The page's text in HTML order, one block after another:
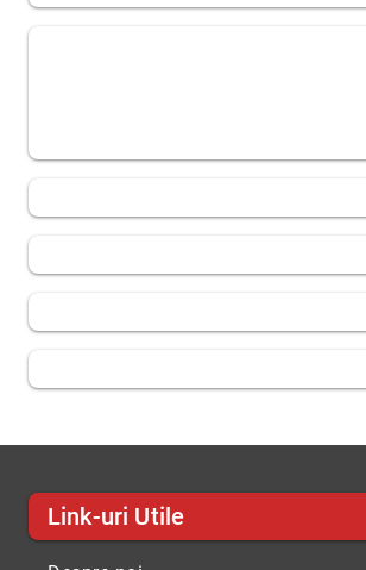
Link-uri Utile